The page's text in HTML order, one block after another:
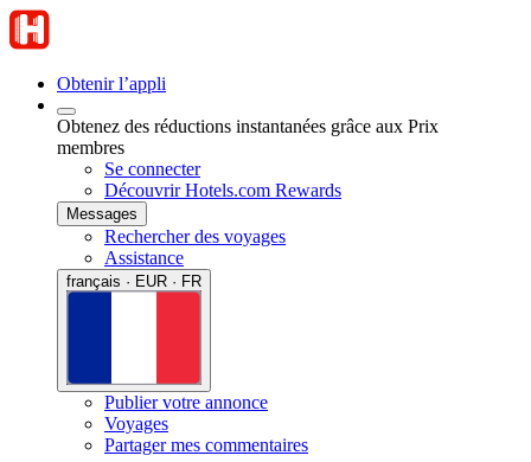
Obtenir l’appli
Obtenez des réductions instantanées grâce aux Prix
membres
Se connecter
Découvrir Hotels.com Rewards
Messages
Rechercher des voyages
Assistance
français · EUR · FR
Publier votre annonce
Voyages
Partager mes commentaires